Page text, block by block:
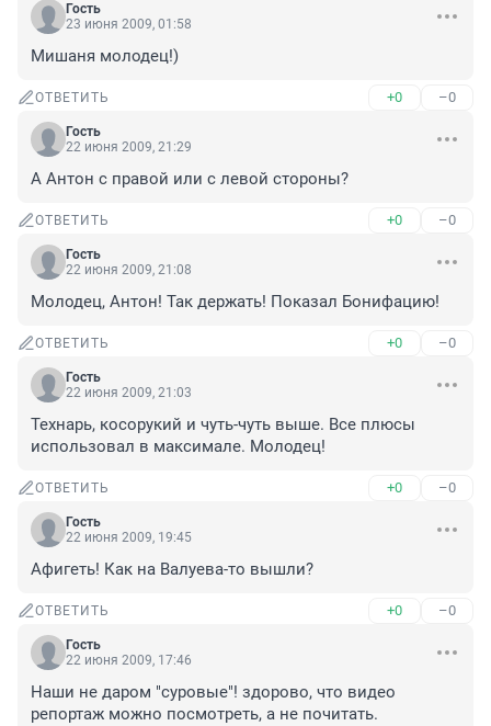
Гость
23 июня 2009, 01:58
Мишаня молодец!)
ОТВЕТИТЬ +0 –0
Гость
22 июня 2009, 21:29
А Антон с правой или с левой стороны?
ОТВЕТИТЬ +0 –0
Гость
22 июня 2009, 21:08
Молодец, Антон! Так держать! Показал Бонифацию!
ОТВЕТИТЬ +0 –0
Гость
22 июня 2009, 21:03
Технарь, косорукий и чуть-чуть выше. Все плюсы
использовал в максимале. Молодец!
ОТВЕТИТЬ +0 –0
Гость
22 июня 2009, 19:45
Афигеть! Как на Валуева-то вышли?
ОТВЕТИТЬ +0 –0
Гость
22 июня 2009, 17:46
Наши не даром "суровые"! здорово, что видео
репортаж можно посмотреть, а не почитать.